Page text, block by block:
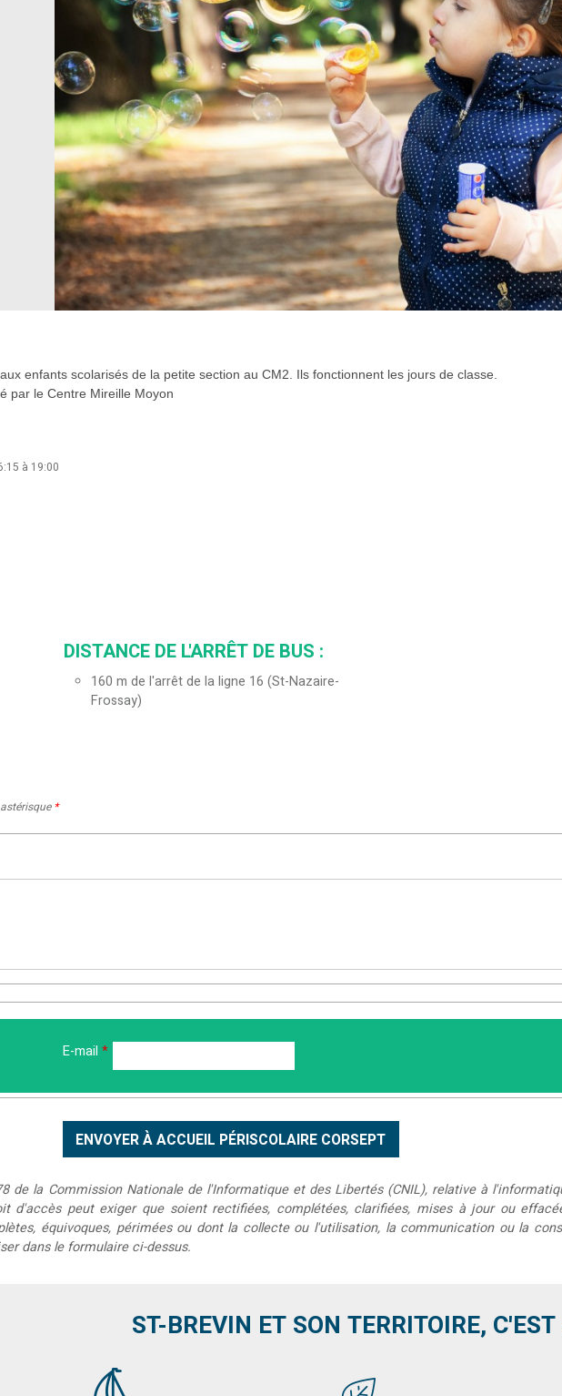
enfants scolarisés de la petite section au CM2. Ils fonctionnent les jours de classe.
par le Centre Mireille Moyon
à 19:00
DISTANCE DE L'ARRÊT DE BUS :
160 m de l'arrêt de la ligne 16 (St-Nazaire-
Frossay)
*
E-mail *
de la Commission Nationale de l'Informatique et des Libertés (CNIL), relative à
d'accès peut exiger que soient rectifiées, complétées, clarifiées, mises à jour ou
équivoques, périmées ou dont la collecte ou l'utilisation, la communication ou la
dans le formulaire ci-dessus.
ST-BREVIN ET SON TERRITOIRE,